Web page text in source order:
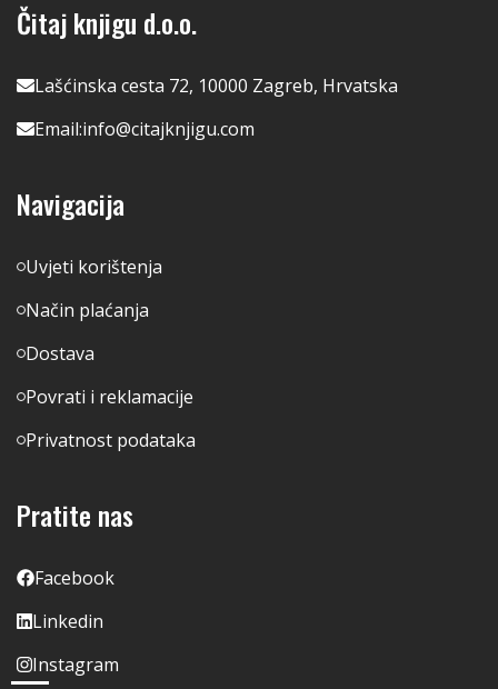
Čitaj knjigu d.o.o.
Lašćinska cesta 72, 10000 Zagreb, Hrvatska
Email:info@citajknjigu.com
Navigacija
Uvjeti korištenja
Način plaćanja
Dostava
Povrati i reklamacije
Privatnost podataka
Pratite nas
Facebook
Linkedin
Instagram